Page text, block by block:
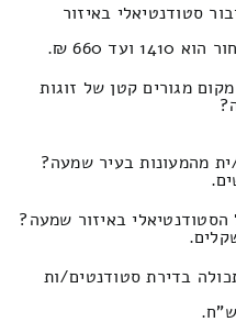
סטודנטיאלי באיזור
660 ₪.
מגורים קטן של זוגות
מהמעונות בעיר שמעה?
באיזור שמעה?
בדירת סטודנטים/ות